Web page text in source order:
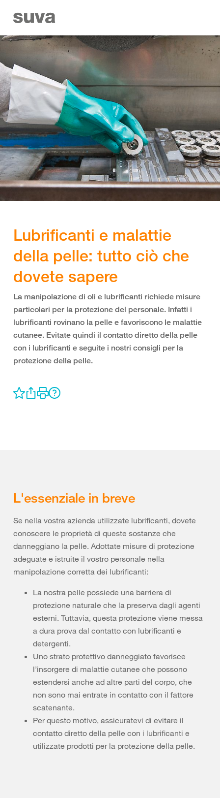
Lubrificanti e malattie
della pelle: tutto ciò che
dovete sapere
La manipolazione di oli e lubrificanti richiede misure
particolari per la protezione del personale. Infatti i
lubrificanti rovinano la pelle e favoriscono le malattie
cutanee. Evitate quindi il contatto diretto della pelle
con i lubrificanti e seguite i nostri consigli per la
protezione della pelle.
L'essenziale in breve
Se nella vostra azienda utilizzate lubrificanti, dovete
conoscere le proprietà di queste sostanze che
danneggiano la pelle. Adottate misure di protezione
adeguate e istruite il vostro personale nella
manipolazione corretta dei lubrificanti:
La nostra pelle possiede una barriera di
protezione naturale che la preserva dagli agenti
esterni. Tuttavia, questa protezione viene messa
a dura prova dal contatto con lubrificanti e
detergenti.
Uno strato protettivo danneggiato favorisce
l’insorgere di malattie cutanee che possono
estendersi anche ad altre parti del corpo, che
non sono mai entrate in contatto con il fattore
scatenante.
Per questo motivo, assicuratevi di evitare il
contatto diretto della pelle con i lubrificanti e
utilizzate prodotti per la protezione della pelle.